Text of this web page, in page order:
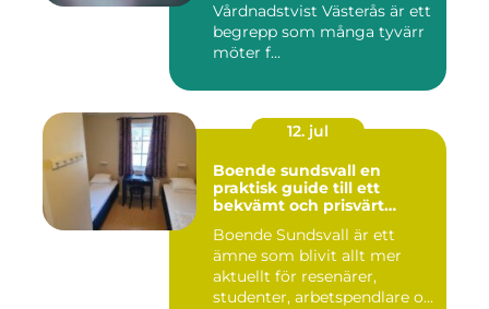
Vårdnadstvist Västerås är ett
begrepp som många tyvärr
möter f...
12. jul
Boende sundsvall en
praktisk guide till ett
bekvämt och prisvärt
Boende Sundsvall är ett
ämne som blivit allt mer
aktuellt för resenärer,
studenter, arbetspendlare o...